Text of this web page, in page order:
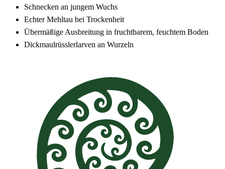
Schnecken an jungem Wuchs
Echter Mehltau bei Trockenheit
Übermäßige Ausbreitung in fruchtbarem, feuchtem Boden
Dickmaulrüsslerlarven an Wurzeln